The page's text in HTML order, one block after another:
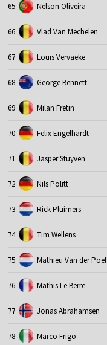
65 Nelson Oliveira
66 Vlad Van Mechelen
67 Louis Vervaeke
68 George Bennett
69 Milan Fretin
70 Felix Engelhardt
71 Jasper Stuyven
72 Nils Politt
73 Rick Pluimers
74 Tim Wellens
75 Mathieu Van der Poel
76 Mathis Le Berre
77 Jonas Abrahamsen
78 Marco Frigo